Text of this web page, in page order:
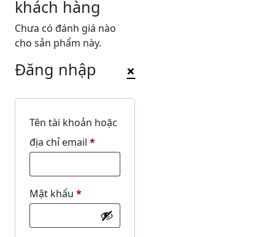
khách hàng
Chưa có đánh giá nào
cho sản phẩm này.
×
Đăng nhập
Tên tài khoản hoặc
địa chỉ email *Bắt
Mật khẩu *Bắt
buộc